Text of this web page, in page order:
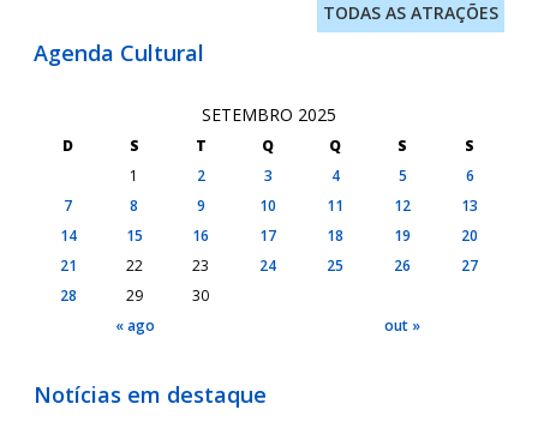
TODAS AS ATRAÇÕES
Agenda Cultural
SETEMBRO 2025
D S T Q Q S
S
1
2 3 4 5
6
7
8 9 10 11 12
13
14
15 16 17 18 19
20
21
22 23 24 25 26
27
28
29
30
« ago
out »
Notícias em destaque